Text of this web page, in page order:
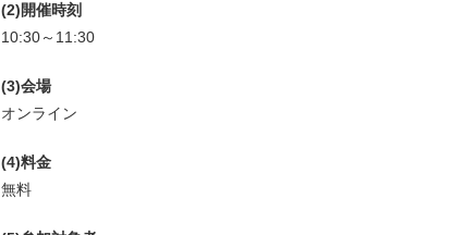
(2)開催時刻
10:30～11:30
(3)会場
オンライン
(4)料金
無料